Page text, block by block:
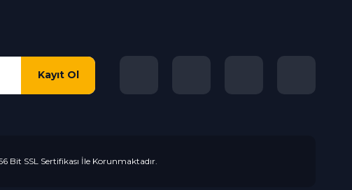
Kayıt Ol
Bit SSL Sertifikası İle Korunmaktadır.